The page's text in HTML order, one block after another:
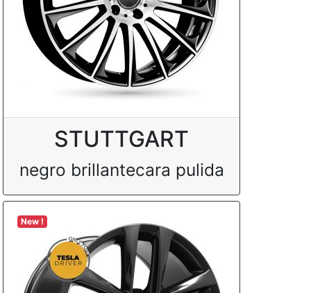
STUTTGART
negro brillantecara pulida
New !